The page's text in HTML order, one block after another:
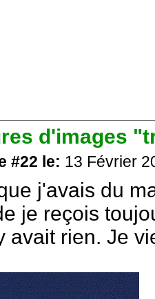
d'images
#22 le: 13 Février
j'avais du
je reçois
avait rien. Je